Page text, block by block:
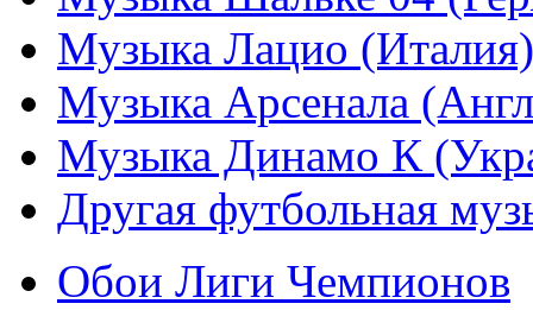
Музыка Лацио (Италия)
Музыка Арсенала
Музыка Динамо К
Другая футбольная
Обои Лиги Чемпионов